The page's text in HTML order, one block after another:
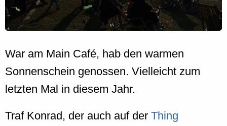
War am Main Café, hab den warmen
Sonnenschein genossen. Vielleicht zum
letzten Mal in diesem Jahr.
Traf Konrad, der auch auf der Thing